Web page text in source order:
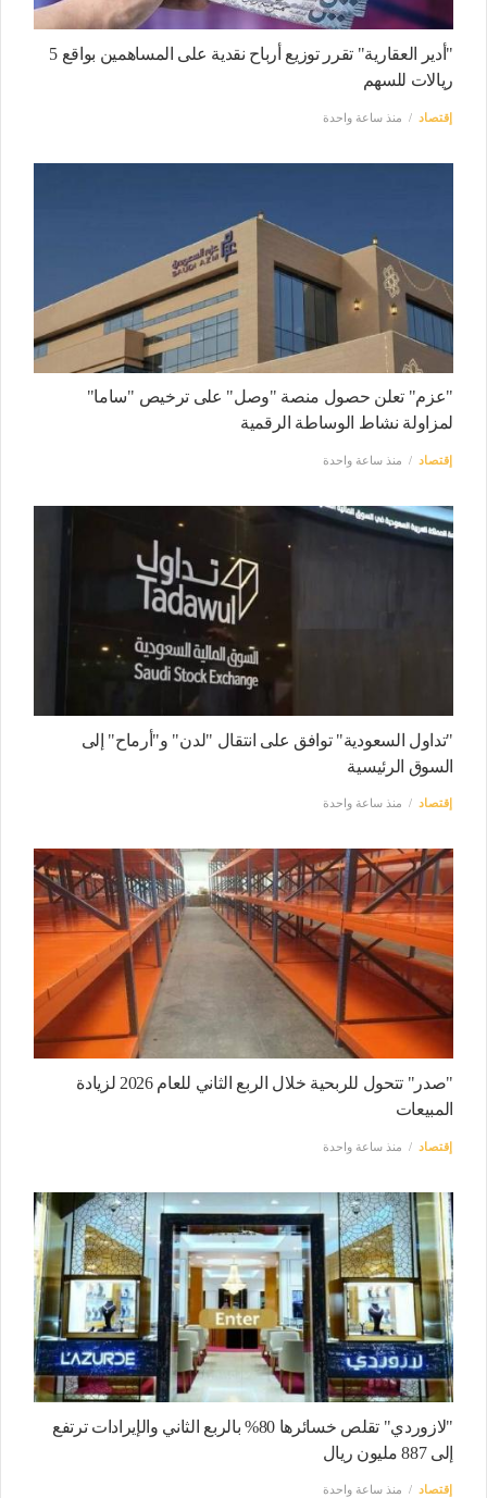
"أدير العقارية" تقرر توزيع أرباح نقدية على المساهمين بواقع 5
ريالات للسهم
إقتصاد منذ ساعة واحدة
"عزم" تعلن حصول منصة "وصل" على ترخيص "ساما"
لمزاولة نشاط الوساطة الرقمية
إقتصاد منذ ساعة واحدة
"تداول السعودية" توافق على انتقال "لدن" و"أرماح" إلى
السوق الرئيسية
إقتصاد منذ ساعة واحدة
"صدر" تتحول للربحية خلال الربع الثاني للعام 2026 لزيادة
المبيعات
إقتصاد منذ ساعة واحدة
"لازوردي" تقلص خسائرها 80% بالربع الثاني والإيرادات ترتفع
إلى 887 مليون ريال
إقتصاد منذ ساعة واحدة